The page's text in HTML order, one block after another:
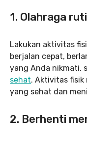
1. Olahraga
Lakukan aktivitas
berjalan cepat,
yang Anda nikmati,
sehat. Aktivitas fisik
yang sehat dan
2. Berhenti